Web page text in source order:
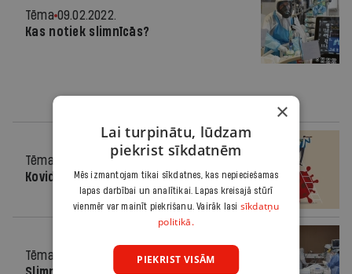
Tēma 09.02.2022.
Kas notiek slimnīcās?
Tēma
Kovids 2022: nekas vēl nav beidzies
Tēma
×
Lai turpinātu, lūdzam
piekrist sīkdatnēm
Mēs izmantojam tikai sīkdatnes, kas nepieciešamas
lapas darbībai un analītikai. Lapas kreisajā stūrī
vienmēr var mainīt piekrišanu. Vairāk lasi sīkdatņu
politikā.
PIEKRIST VISĀM